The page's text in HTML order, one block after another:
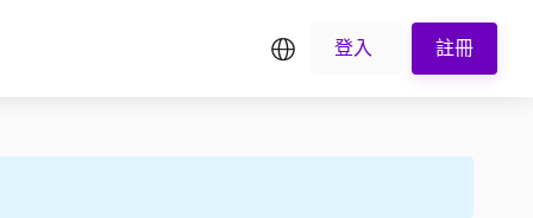
繁中登入 註冊